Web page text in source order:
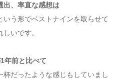
出、率直な感想は
う形でベストナインを取らせて
いです。
年前と比べて
だったような感じもしていまし